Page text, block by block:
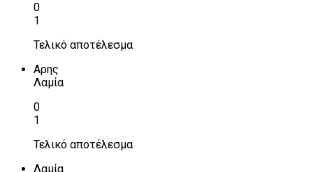
0
1
Τελικό αποτέλεσμα
Αρης
Λαμία
0
1
Τελικό αποτέλεσμα
Λαμία